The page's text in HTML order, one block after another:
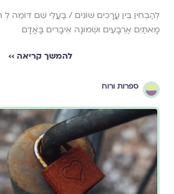
לְהַבְחִין בֵּין עֲרָכִים שׁוֹנִים / בַּעֲלֵי שֵׁם דּוֹמֶה
מָאתַיִם אַרְבָּעִים וּשְׁמוֹנָה אֵיבָרִים בָּאָדָם
להמשך קריאה ››
ספרות ורוח